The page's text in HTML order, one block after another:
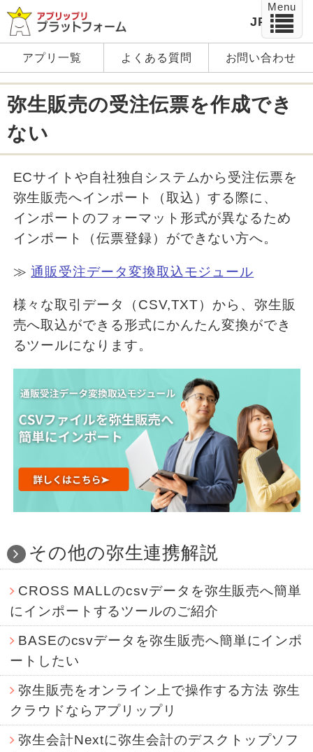
JP EN
アプリ一覧 よくある質問 お問い合わせ
弥生販売の受注伝票を作成でき
ない
ECサイトや自社独自システムから受注伝票を
弥生販売へインポート（取込）する際に、
インポートのフォーマット形式が異なるため
インポート（伝票登録）ができない方へ。
≫通販受注データ変換取込モジュール
様々な取引データ（CSV,TXT）から、弥生販
売へ取込ができる形式にかんたん変換ができ
るツールになります。
その他の弥生連携解説
CROSS MALLのcsvデータを弥生販売へ簡単
にインポートするツールのご紹介
BASEのcsvデータを弥生販売へ簡単にインポ
ートしたい
弥生販売をオンライン上で操作する方法 弥生
クラウドならアプリップリ
弥生会計Nextに弥生会計のデスクトップソフ
Menu